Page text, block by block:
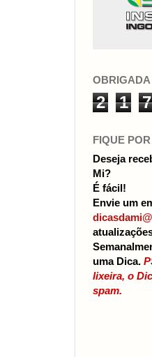
2 1 7
FIQUE
Deseja
Mi?
É fácil!
Envie um
uma Dica.
lixeira, o
spam.